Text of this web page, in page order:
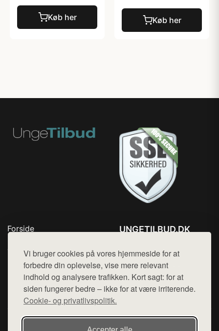
Vi bruger cookies på vores hjemmeside for at
forbedre din oplevelse, vise mere relevant
indhold og analysere trafikken. Kort sagt: for at
siden fungerer bedre – ikke for at være irriterende.
Cookie- og privatlivspolitik.
Køb her Køb her
Forside
Top Rabatter
Blog
Kontakt
UNGETILBUD.DK
Mail: hej@want.dk
Cookie- og privatlivspolitik
Denne side er en del af want.dk, der udgiver en række